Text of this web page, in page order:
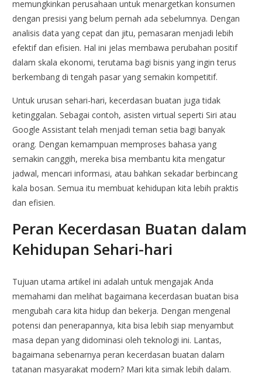
memungkinkan perusahaan untuk menargetkan konsumen
dengan presisi yang belum pernah ada sebelumnya. Dengan
analisis data yang cepat dan jitu, pemasaran menjadi lebih
efektif dan efisien. Hal ini jelas membawa perubahan positif
dalam skala ekonomi, terutama bagi bisnis yang ingin terus
berkembang di tengah pasar yang semakin kompetitif.
Untuk urusan sehari-hari, kecerdasan buatan juga tidak
ketinggalan. Sebagai contoh, asisten virtual seperti Siri atau
Google Assistant telah menjadi teman setia bagi banyak
orang. Dengan kemampuan memproses bahasa yang
semakin canggih, mereka bisa membantu kita mengatur
jadwal, mencari informasi, atau bahkan sekadar berbincang
kala bosan. Semua itu membuat kehidupan kita lebih praktis
dan efisien.
Peran Kecerdasan Buatan dalam
Kehidupan Sehari-hari
Tujuan utama artikel ini adalah untuk mengajak Anda
memahami dan melihat bagaimana kecerdasan buatan bisa
mengubah cara kita hidup dan bekerja. Dengan mengenal
potensi dan penerapannya, kita bisa lebih siap menyambut
masa depan yang didominasi oleh teknologi ini. Lantas,
bagaimana sebenarnya peran kecerdasan buatan dalam
tatanan masyarakat modern? Mari kita simak lebih dalam.